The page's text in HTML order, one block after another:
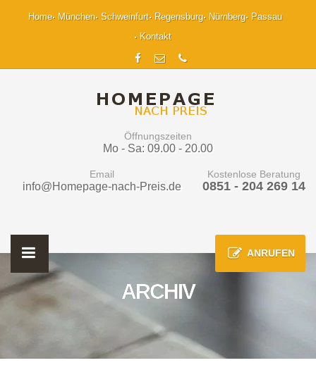
Home München Schweinfurt Regensburg Nürnberg
Passau
Kontakt
Öffnungszeiten
Mo - Sa: 09.00 - 20.00
Email
info@Homepage-nach-Preis.de
Kostenlose Beratung
0851 - 204 269 14
ANRUFEN
ARCHIV